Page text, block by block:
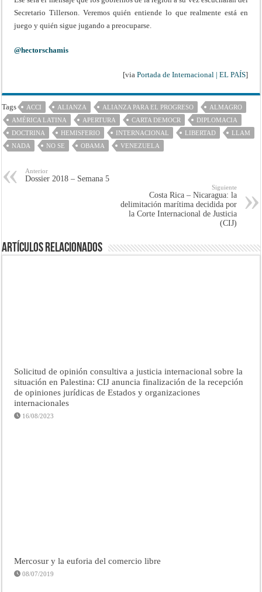
Secretario Tillerson. Veremos quién entiende lo que realmente está en
juego y quién sigue jugando a preocuparse.
@hectorschamis
[via Portada de Internacional | EL PAÍS]
Tags ACCI ALIANZA ALIANZA PARA EL PROGRESO
ALMAGRO
AMÉRICA LATINA
APERTURA CARTA DEMOCR
DIPLOMACIA
DOCTRINA
HEMISFERIO INTERNACIONAL LIBERTAD
LLAM
NADA
NO SE OBAMA VENEZUELA
Anterior
Dossier 2018 – Semana 5
Siguiente
Costa Rica – Nicaragua: la
delimitación marítima decidida por
la Corte Internacional de Justicia
(CIJ)
Artículos Relacionados
Solicitud de opinión consultiva a justicia internacional sobre la
situación en Palestina: CIJ anuncia finalización de la recepción
de opiniones jurídicas de Estados y organizaciones
internacionales
16/08/2023
Mercosur y la euforia del comercio libre
08/07/2019